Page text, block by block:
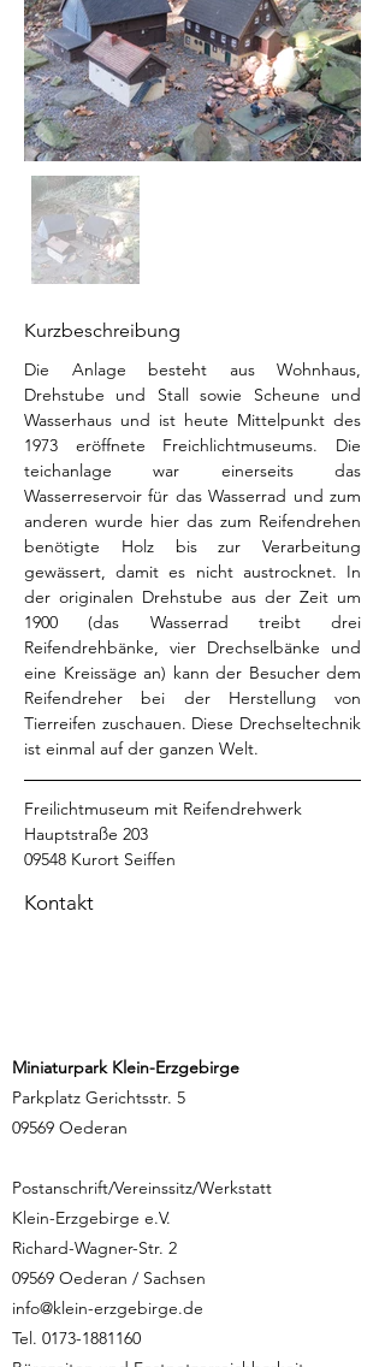
Kurzbeschreibung
Die Anlage besteht aus Wohnhaus,
Drehstube und Stall sowie Scheune und
Wasserhaus und ist heute Mittelpunkt des
1973 eröffnete Freichlichtmuseums. Die
teichanlage war einerseits das
Wasserreservoir für das Wasserrad und zum
anderen wurde hier das zum Reifendrehen
benötigte Holz bis zur Verarbeitung
gewässert, damit es nicht austrocknet. In
der originalen Drehstube aus der Zeit um
1900 (das Wasserrad treibt drei
Reifendrehbänke, vier Drechselbänke und
eine Kreissäge an) kann der Besucher dem
Reifendreher bei der Herstellung von
Tierreifen zuschauen. Diese Drechseltechnik
ist einmal auf der ganzen Welt.
Freilichtmuseum mit Reifendrehwerk
Hauptstraße 203
09548 Kurort Seiffen
Kontakt
Miniaturpark Klein-Erzgebirge
Parkplatz Gerichtsstr. 5
09569 Oederan
Postanschrift/Vereinssitz/Werkstatt
Klein-Erzgebirge e.V.
Richard-Wagner-Str. 2
09569 Oederan / Sachsen
info@klein-erzgebirge.de
Tel. 0173-1881160